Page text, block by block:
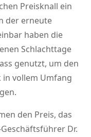
Preisknall ein
der erneute
haben die
Schlachttage
genutzt, um den
in vollem Umfang
den Preis, das
Dr.